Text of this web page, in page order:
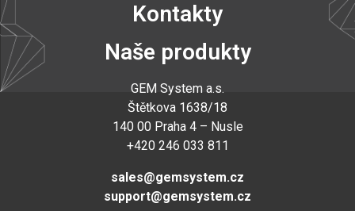
Kontakty
Naše produkty
GEM System a.s.
Štětkova 1638/18
140 00 Praha 4 – Nusle
+420 246 033 811
sales@gemsystem.cz
support@gemsystem.cz